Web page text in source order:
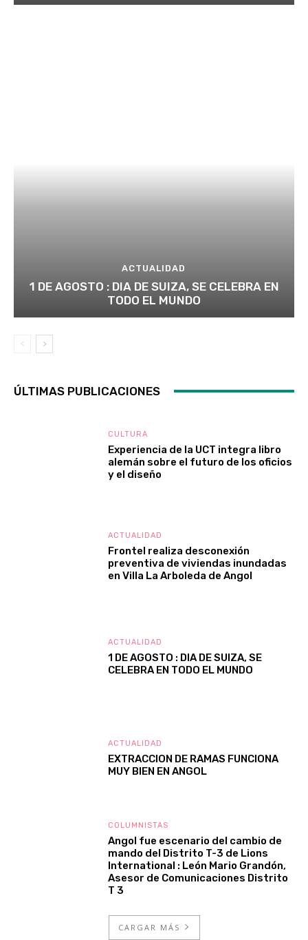
ACTUALIDAD
1 DE AGOSTO : DIA DE SUIZA, SE CELEBRA EN
TODO EL MUNDO
ÚLTIMAS PUBLICACIONES
CULTURA
Experiencia de la UCT integra libro
alemán sobre el futuro de los oficios
y el diseño
ACTUALIDAD
Frontel realiza desconexión
preventiva de viviendas inundadas
en Villa La Arboleda de Angol
ACTUALIDAD
1 DE AGOSTO : DIA DE SUIZA, SE
CELEBRA EN TODO EL MUNDO
ACTUALIDAD
EXTRACCION DE RAMAS FUNCIONA
MUY BIEN EN ANGOL
COLUMNISTAS
Angol fue escenario del cambio de
mando del Distrito T-3 de Lions
International : León Mario Grandón,
Asesor de Comunicaciones Distrito
T 3
CARGAR MÁS